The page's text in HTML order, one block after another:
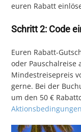
euren Rabatt
Schritt 2: Code
Euren Rabatt-
oder Pauschalreise
Mindestreisepreis
gerne. Bei der
um den 50 €
Aktionsbedingungen